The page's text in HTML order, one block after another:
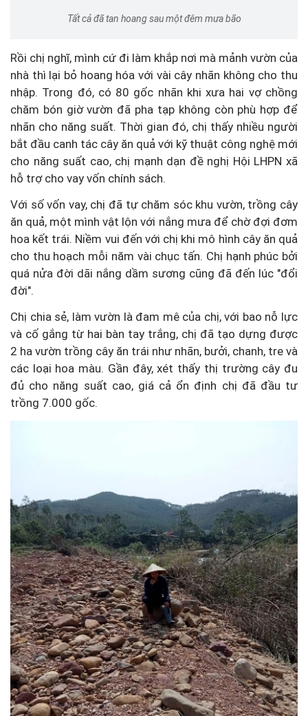
Tất cả đã tan hoang sau một đêm mưa bão
Rồi chị nghĩ, mình cứ đi làm khắp nơi mà mảnh vườn của
nhà thì lại bỏ hoang hóa với vài cây nhãn không cho thu
nhập. Trong đó, có 80 gốc nhãn khi xưa hai vợ chồng
chăm bón giờ vườn đã pha tạp không còn phù hợp để
nhãn cho năng suất. Thời gian đó, chị thấy nhiều người
bắt đầu canh tác cây ăn quả với kỹ thuật công nghệ mới
cho năng suất cao, chị mạnh dạn đề nghị Hội LHPN xã
hỗ trợ cho vay vốn chính sách.
Với số vốn vay, chị đã tự chăm sóc khu vườn, trồng cây
ăn quả, một mình vật lộn với nắng mưa để chờ đợi đơm
hoa kết trái. Niềm vui đến với chị khi mô hình cây ăn quả
cho thu hoạch mỗi năm vài chục tấn. Chị hạnh phúc bởi
quá nửa đời dãi nắng dầm sương cũng đã đến lúc "đổi
đời".
Chị chia sẻ, làm vườn là đam mê của chị, với bao nỗ lực
và cố gắng từ hai bàn tay trắng, chị đã tạo dựng được
2 ha vườn trồng cây ăn trái như nhãn, bưởi, chanh, tre và
các loại hoa màu. Gần đây, xét thấy thị trường cây đu
đủ cho năng suất cao, giá cả ổn định chị đã đầu tư
trồng 7.000 gốc.